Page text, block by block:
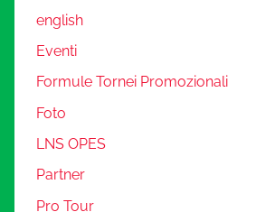
english
Eventi
Formule Tornei Promozionali
Foto
LNS OPES
Partner
Pro Tour